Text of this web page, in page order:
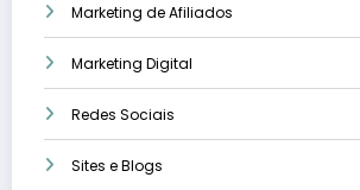
Marketing de Afiliados
Marketing Digital
Redes Sociais
Sites e Blogs